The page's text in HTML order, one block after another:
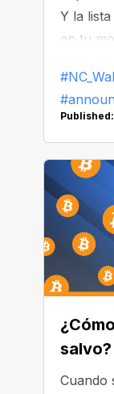
Y la
en tu
Published:
salvo?
Cuando